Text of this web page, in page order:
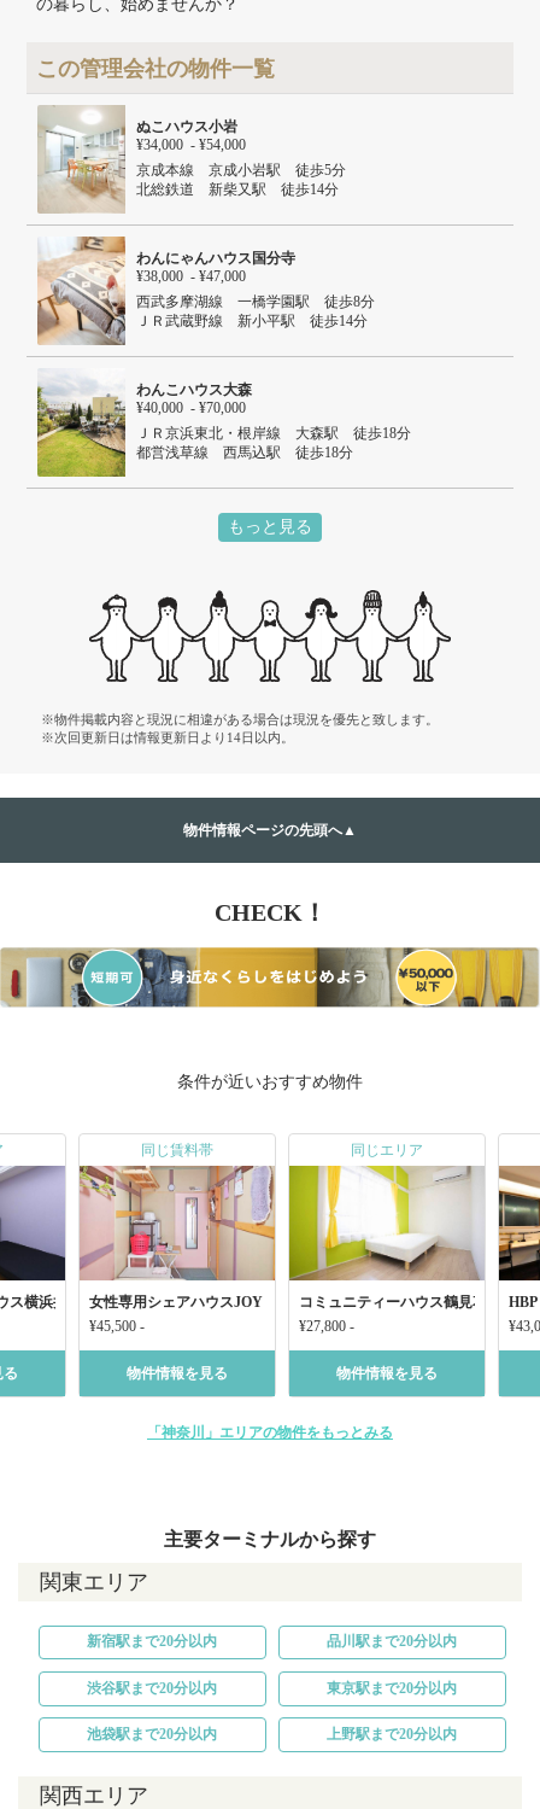
の暮らし、始めませんか？
この管理会社の物件一覧
ぬこハウス小岩
¥34,000 - ¥54,000
京成本線 京成小岩駅 徒歩5分
北総鉄道 新柴又駅 徒歩14分
わんにゃんハウス国分寺
¥38,000 - ¥47,000
西武多摩湖線 一橋学園駅 徒歩8分
ＪＲ武蔵野線 新小平駅 徒歩14分
わんこハウス大森
¥40,000 - ¥70,000
ＪＲ京浜東北・根岸線 大森駅 徒歩18分
都営浅草線 西馬込駅 徒歩18分
もっと見る
※物件掲載内容と現況に相違がある場合は現況を優先と致します。
※次回更新日は情報更新日より14日以内。
物件情報ページの先頭へ▲
CHECK！
条件が近いおすすめ物件
ス横浜井土ヶ谷南太田
る
同じ賃料帯
女性専用シェアハウスJOY 下赤塚1-6
¥45,500 -
物件情報を見る
同じエリア
コミュニティーハウス鶴見花月総持
¥27,800 -
物件情報を見る
「神奈川」エリアの物件をもっとみる
主要ターミナルから探す
関東エリア
新宿駅まで20分以内 品川駅まで20分以内
渋谷駅まで20分以内 東京駅まで20分以内
池袋駅まで20分以内 上野駅まで20分以内
関西エリア